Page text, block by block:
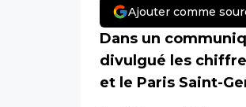
Ajouter comme
Dans un
divulgué les
et le Paris Saint-